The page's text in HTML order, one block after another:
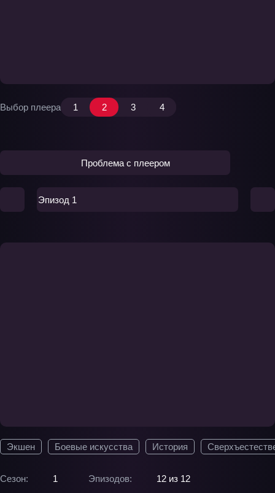
Экшен Боевые искусства История
Сезон: 1 Эпизодов: 12 из 12
Выбор плеера 1 2 3 4
Проблема с плеером
Эпизод 1